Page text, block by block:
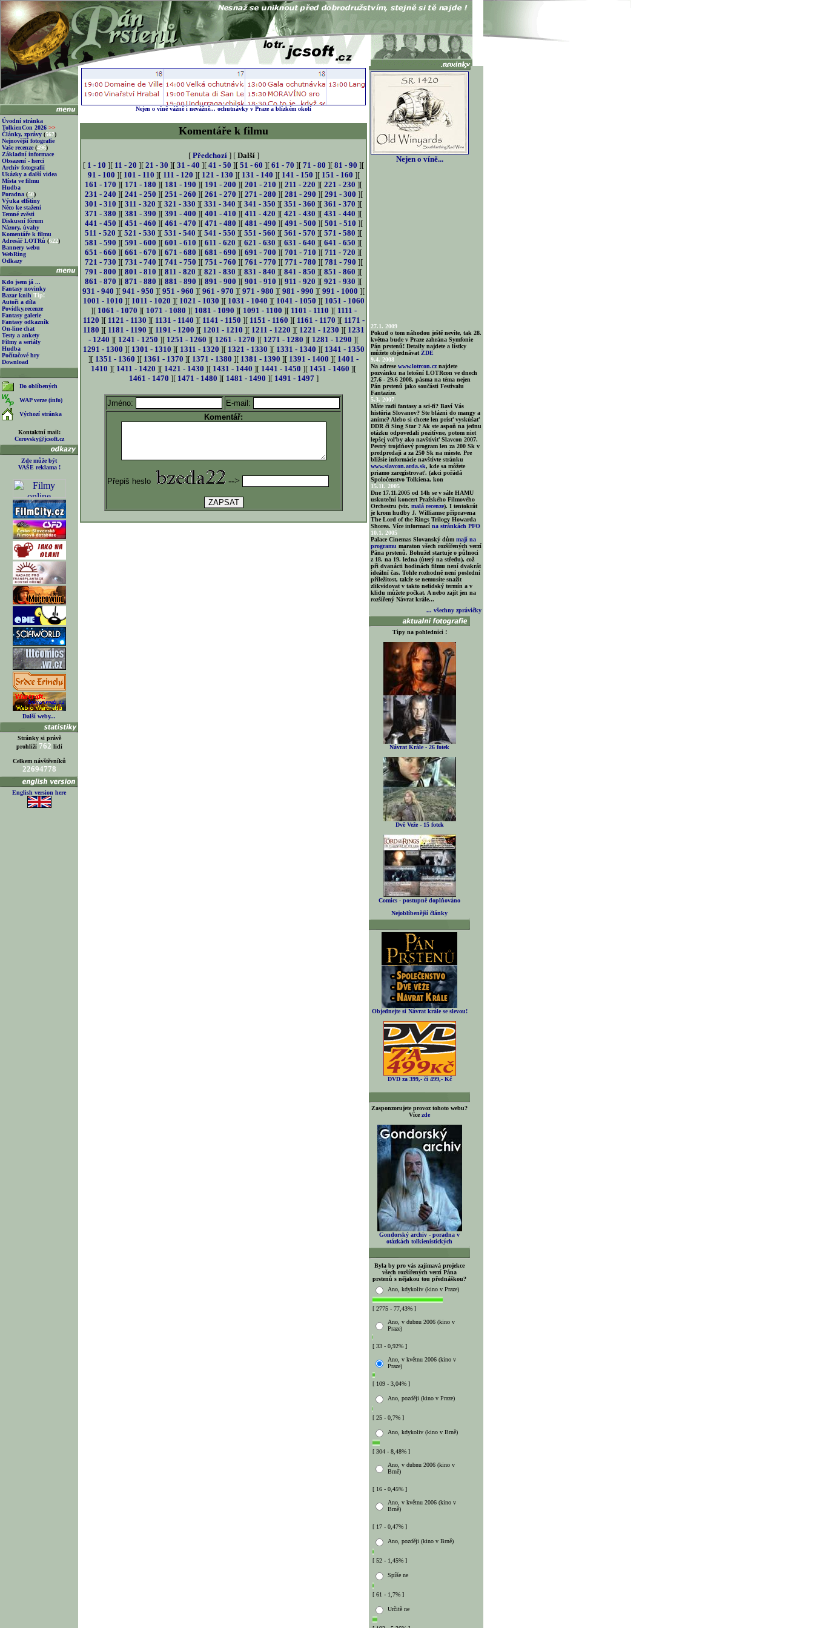
Úvodní stránka
TolkienCon 2026 >>
Články, zprávy (567)
Nejnovější fotografie
Vaše recenze (496)
Základní informace
Obsazení - herci
Archiv fotografií
Ukázky a další videa
Místa ve filmu
Hudba
Poradna (50)
Výuka elfštiny
Něco ke stažení
Temné zvěsti
Diskusní fórum
Názory, úvahy
Komentáře k filmu
Adresář LOTRů (622)
Bannery webu
WebRing
Odkazy
Kdo jsem já ...
Fantasy novinky
Bazar knih Tip!
Autoři a díla
Povídky,recenze
Fantasy galerie
Fantasy odkazník
On-line chat
Testy a ankety
Filmy a seriály
Hudba
Počítačové hry
Download
Do oblíbených
WAP verze (info)
Výchozí stránka
Kontaktní mail:
Cerovsky@jcsoft.cz
Zde může být
VAŠE reklama !
Další weby...
Stránky si právě
prohlíží762 lidí
Celkem návštěvníků
22694778
English version here
Nejen o víně vážně i nevážně... ochutnávky v Praze a blízkém okolí
Komentáře k filmu
[ Předchozí] [ Další]
[ 1 - 10 ][ 11 - 20 ][ 21 - 30 ][ 31 - 40 ][ 41 - 50 ][ 51 - 60 ][ 61 - 70 ][ 71 - 80 ][ 81 - 90 ][
91 - 100 ][ 101 - 110 ][ 111 - 120 ][ 121 - 130 ][ 131 - 140 ][ 141 - 150 ][ 151 - 160 ][
161 - 170 ][ 171 - 180 ][ 181 - 190 ][ 191 - 200 ][ 201 - 210 ][ 211 - 220 ][ 221 - 230 ][
231 - 240 ][ 241 - 250 ][ 251 - 260 ][ 261 - 270 ][ 271 - 280 ][ 281 - 290 ][ 291 - 300 ][
301 - 310 ][ 311 - 320 ][ 321 - 330 ][ 331 - 340 ][ 341 - 350 ][ 351 - 360 ][ 361 - 370 ][
371 - 380 ][ 381 - 390 ][ 391 - 400 ][ 401 - 410 ][ 411 - 420 ][ 421 - 430 ][ 431 - 440 ][
441 - 450 ][ 451 - 460 ][ 461 - 470 ][ 471 - 480 ][ 481 - 490 ][ 491 - 500 ][ 501 - 510 ][
511 - 520 ][ 521 - 530 ][ 531 - 540 ][ 541 - 550 ][ 551 - 560 ][ 561 - 570 ][ 571 - 580 ][
581 - 590 ][ 591 - 600 ][ 601 - 610 ][ 611 - 620 ][ 621 - 630 ][ 631 - 640 ][ 641 - 650 ][
651 - 660 ][ 661 - 670 ][ 671 - 680 ][ 681 - 690 ][ 691 - 700 ][ 701 - 710 ][ 711 - 720 ][
721 - 730 ][ 731 - 740 ][ 741 - 750 ][ 751 - 760 ][ 761 - 770 ][ 771 - 780 ][ 781 - 790 ][
791 - 800 ][ 801 - 810 ][ 811 - 820 ][ 821 - 830 ][ 831 - 840 ][ 841 - 850 ][ 851 - 860 ][
861 - 870 ][ 871 - 880 ][ 881 - 890 ][ 891 - 900 ][ 901 - 910 ][ 911 - 920 ][ 921 - 930 ][
931 - 940 ][ 941 - 950 ][ 951 - 960 ][ 961 - 970 ][ 971 - 980 ][ 981 - 990 ][ 991 - 1000 ][
1001 - 1010 ][ 1011 - 1020 ][ 1021 - 1030 ][ 1031 - 1040 ][ 1041 - 1050 ][ 1051 - 1060
][ 1061 - 1070 ][ 1071 - 1080 ][ 1081 - 1090 ][ 1091 - 1100 ][ 1101 - 1110 ][ 1111 -
1120 ][ 1121 - 1130 ][ 1131 - 1140 ][ 1141 - 1150 ][ 1151 - 1160 ][ 1161 - 1170 ][ 1171 -
1180 ][ 1181 - 1190 ][ 1191 - 1200 ][ 1201 - 1210 ][ 1211 - 1220 ][ 1221 - 1230 ][ 1231
- 1240 ][ 1241 - 1250 ][ 1251 - 1260 ][ 1261 - 1270 ][ 1271 - 1280 ][ 1281 - 1290 ][
1291 - 1300 ][ 1301 - 1310 ][ 1311 - 1320 ][ 1321 - 1330 ][ 1331 - 1340 ][ 1341 - 1350
][ 1351 - 1360 ][ 1361 - 1370 ][ 1371 - 1380 ][ 1381 - 1390 ][ 1391 - 1400 ][ 1401 -
1410 ][ 1411 - 1420 ][ 1421 - 1430 ][ 1431 - 1440 ][ 1441 - 1450 ][ 1451 - 1460 ][
1461 - 1470 ][ 1471 - 1480 ][ 1481 - 1490 ][ 1491 - 1497]
Jméno:
E-mail:
Komentář:
Přepiš heslo -->
Nejen o víně...
27.1. 2009
Pokud o tom náhodou ještě nevíte, tak 28.
května bude v Praze zahrána Symfonie
Pán prstenů! Detaily najdete a lístky
můžete objednávat ZDE
9.4. 2008
Na adrese www.lotrcon.cznajdete
pozvánku na letošní LOTRcon ve dnech
27.6 - 29.6 2008, pásma na téma nejen
Pán prstenů jako součásti Festivalu
Fantazize.
5.3. 2007
Máte radi fantasy a sci-fi? Baví Vás
história Slovanov? Ste blázni do mangy a
anime? Alebo si chcete len prísť vyskúšať
DDR či Sing Star ? Ak ste aspoň na jednu
otázku odpovedali pozitívne, potom niet
lepšej voľby ako navštíviť Slavcon 2007.
Pestrý trojdňový program len za 200 Sk v
predpredaji a za 250 Sk na mieste. Pre
bližsie informácie navštívte stránku
www.slavcon.arda.sk, kde sa môžete
priamo zaregistrovať. (akci pořádá
Spoločenstvo Tolkiena, kon
15.11. 2005
Dne 17.11.2005 od 14h se v sále HAMU
uskuteční koncert Pražského Filmového
Orchestru (viz. malá recenze). I tentokrát
je krom hudby J. Williamse připravena
The Lord of the Rings Trilogy Howarda
Shorea. Více informací na stránkách PFO
10.1. 2005
Palace Cinemas Slovanský dům mají na
programu maraton všech rozšířených verzí
Pána prstenů. Bohužel startuje o půlnoci
z 18. na 19. ledna (úterý na středu), což
při dvanácti hodinách filmu není dvakrát
ideální čas. Tohle rozhodně není poslední
příležitost, takže se nemusíte snažit
zlikvidovat v takto nelidský termín a v
klidu můžete počkat. A nebo zajít jen na
rozšířený Návrat krále...
... všechny zprávičky
Tipy na pohlednici !
Návrat Krále - 26 fotek
Dvě Veže - 15 fotek
Comics - postupně doplňováno
Nejoblíbenější články
Objednejte si Návrat krále se slevou!
DVD za 399,- či 499,- Kč
Zasponzorujete provoz tohoto webu?
Více zde
Gondorský archiv - poradna v
otázkách tolkienistických
Byla by pro vás zajímavá projekce
všech rozšířených verzí Pána
prstenů s nějakou tou přednáškou?
Ano, kdykoliv (kino v Praze)
[ 2775 - 77,43% ]
Ano, v dubnu 2006 (kino v
Praze)
[ 33 - 0,92% ]
Ano, v květnu 2006 (kino v
Praze)
[ 109 - 3,04% ]
Ano, později (kino v Praze)
[ 25 - 0,7% ]
Ano, kdykoliv (kino v Brně)
[ 304 - 8,48% ]
Ano, v dubnu 2006 (kino v
Brně)
[ 16 - 0,45% ]
Ano, v květnu 2006 (kino v
Brně)
[ 17 - 0,47% ]
Ano, později (kino v Brně)
[ 52 - 1,45% ]
Spíše ne
[ 61 - 1,7% ]
Určitě ne